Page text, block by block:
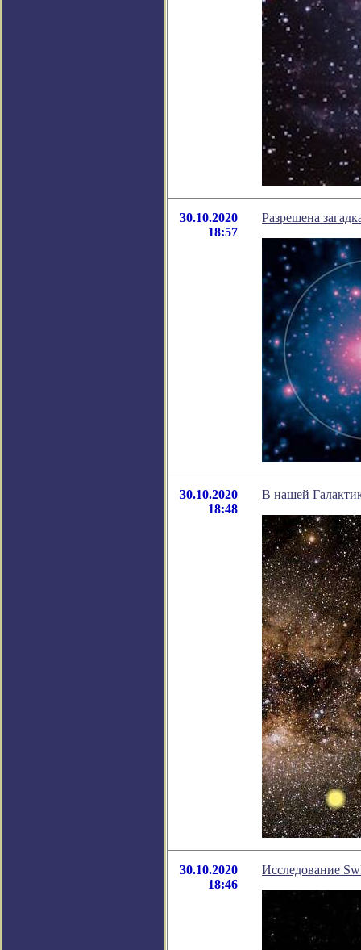
30.10.2020
18:57
Разрешена
30.10.2020
18:48
В нашей
30.10.2020
18:46
Исследование